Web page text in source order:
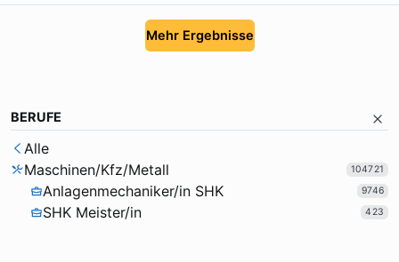
Mehr Ergebnisse
BERUFE
Alle
Maschinen/Kfz/Metall
104721
Anlagenmechaniker/in SHK 9746
SHK Meister/in 423